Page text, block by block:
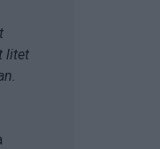
litet